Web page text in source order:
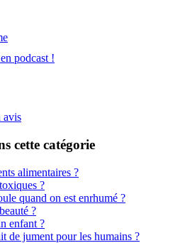
podcast !
avis
cette catégorie
alimentaires ?
?
quand on est enrhumé ?
?
enfant ?
de jument pour les humains ?